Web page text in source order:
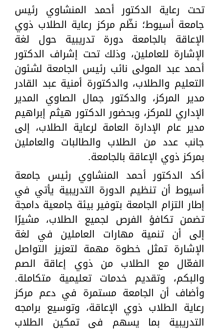
تحت رعاية الدكتور أحمد المنشاوي رئيس
جامعة أسيوط؛ نظّم مركز رعاية الطلاب ذوي
الإعاقة بالجامعة دورة تدريبية حول لغة
الإشارة للعاملين، وذلك تحت إشراف الدكتور
أحمد عبد المولى نائب رئيس الجامعة لشئون
التعليم والطلاب، والدكتورة أمنية عبد القادر
مدير المركز، والدكتور جمال الصاوي المدير
الإداري للمركز، وبحضور الدكتور هيثم إبراهيم
مدير عام الإدارة العامة لرعاية الطلاب، إلى
جانب عدد من الطلاب والطالبات والعاملين
بمركز ذوي الإعاقة بالجامعة.
أكد الدكتور أحمد المنشاوي رئيس جامعة
أسيوط أن تنظيم الدورة التدريبية يأتي في
إطار التزام الجامعة بتوفير بيئة جامعية دامجة
تضمن تكافؤ الفرص لجميع الطلاب، مشيرًا
إلى أن تنمية مهارات العاملين في لغة
الإشارة تمثل خطوة مهمة لتعزيز التواصل
الفعّال مع الطلاب من ذوي إعاقة الصم
والبكم، وتقديم خدمات تعليمية متكاملة.
وأضاف أن الجامعة مستمرة في دعم مركز
رعاية الطلاب ذوي الإعاقة، وتوسيع برامجه
التدريبية بما يسهم في تمكين الطلاب